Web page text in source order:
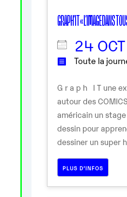
GRAPH’IT « L’IMAGE DANS
24
Toute la
G r a p h I T une
autour des COMICS
américain un
dessin pour
dessiner un super
PLUS D’INFOS